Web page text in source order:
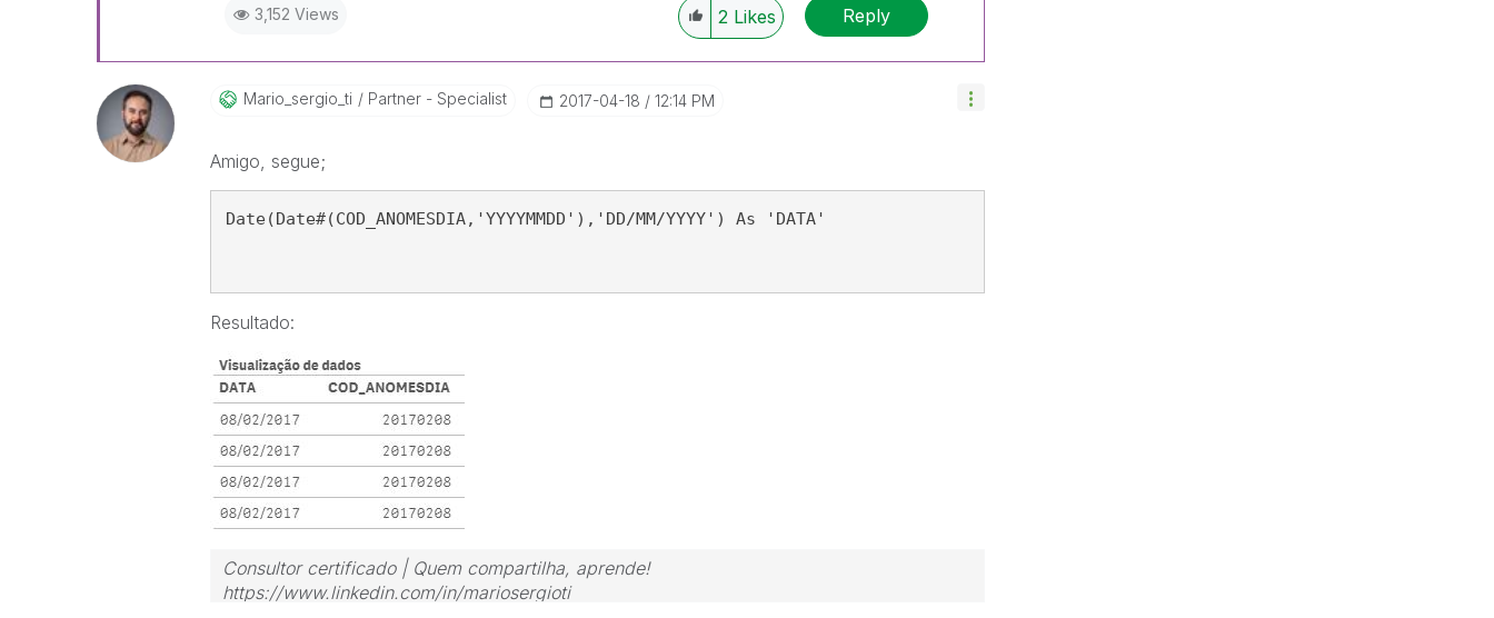
3,152 Views 2 Likes Reply
Mario_sergio_ti Partner - Specialist ‎2017-04-18 12:14 PM
Amigo, segue;
Date(Date#(COD_ANOMESDIA,'YYYYMMDD'),'DD/MM/YYYY') As 'DATA'
Resultado:
Consultor certificado | Quem compartilha, aprende!
https://www.linkedin.com/in/mariosergioti